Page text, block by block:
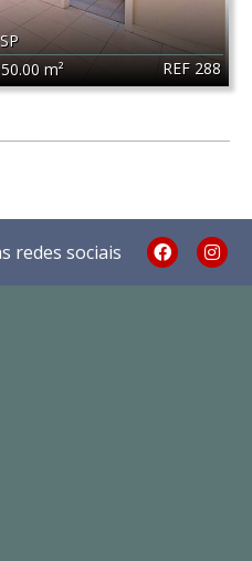
REF 288
SP
50.00 m²
redes sociais